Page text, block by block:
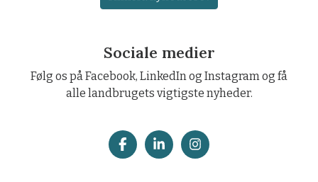
Sociale medier
Følg os på Facebook, LinkedIn og Instagram og få
alle landbrugets vigtigste nyheder.